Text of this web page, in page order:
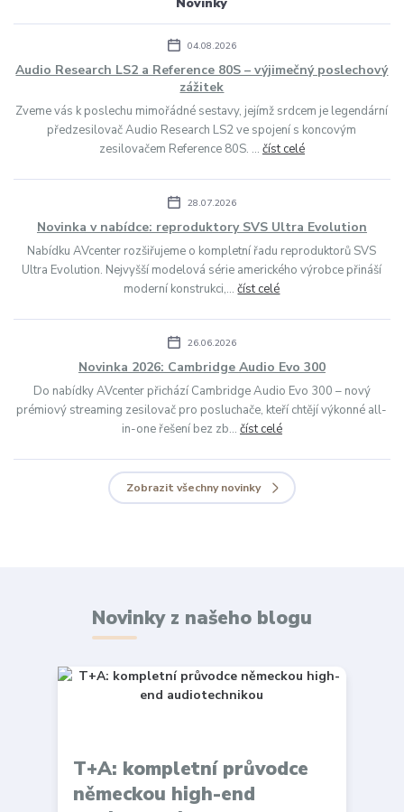
04.08.2026
Audio Research LS2 a Reference 80S – výjimečný poslechový
zážitek
Zveme vás k poslechu mimořádné sestavy, jejímž srdcem je legendární
předzesilovač Audio Research LS2 ve spojení s koncovým
zesilovačem Reference 80S. ... číst celé
28.07.2026
Novinka v nabídce: reproduktory SVS Ultra Evolution
Nabídku AVcenter rozšiřujeme o kompletní řadu reproduktorů SVS
Ultra Evolution. Nejvyšší modelová série amerického výrobce přináší
moderní konstrukci,...číst celé
26.06.2026
Novinka 2026: Cambridge Audio Evo 300
Do nabídky AVcenter přichází Cambridge Audio Evo 300 – nový
prémiový streaming zesilovač pro posluchače, kteří chtějí výkonné all-
in-one řešení bez zb... číst celé
Zobrazit všechny novinky
Novinky z našeho blogu
T+A: kompletní průvodce
německou high-end